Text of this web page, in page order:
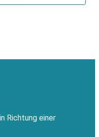
Richtung einer